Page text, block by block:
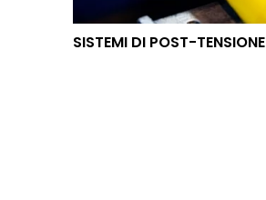
SISTEMI DI POST-TENSIONE